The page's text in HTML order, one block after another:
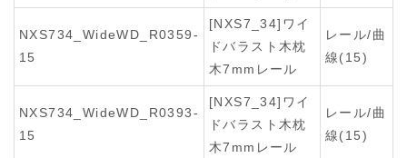
NXS734_WideWD_R0359-
15
[NXS7_34]ワイ
ドバラスト木枕
木7mmレール
レール/曲
線(15)
NXS734_WideWD_R0393-
15
[NXS7_34]ワイ
ドバラスト木枕
木7mmレール
レール/曲
線(15)